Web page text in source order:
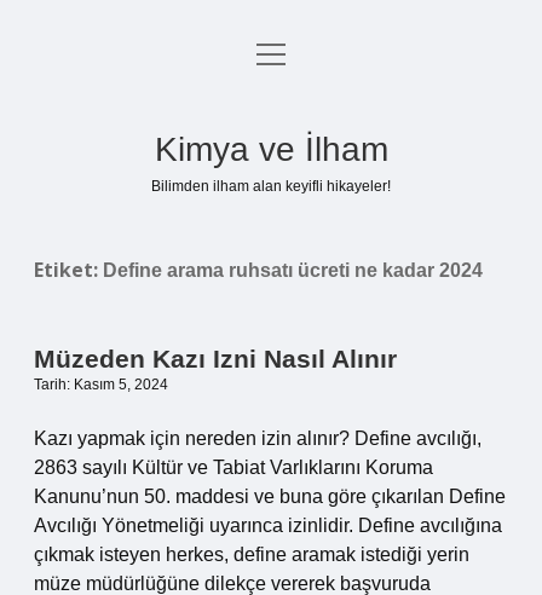
Anasayfa
menüyü
Kimya ve İlham
Bilimden ilham alan keyifli hikayeler!
Etiket: Define arama ruhsatı ücreti ne kadar 2024
Müzeden Kazı Izni Nasıl Alınır
Tarih: Kasım 5, 2024
Kazı yapmak için nereden izin alınır? Define avcılığı,
2863 sayılı Kültür ve Tabiat Varlıklarını Koruma
Kanunu’nun 50. maddesi ve buna göre çıkarılan Define
Avcılığı Yönetmeliği uyarınca izinlidir. Define avcılığına
çıkmak isteyen herkes, define aramak istediği yerin
müze müdürlüğüne dilekçe vererek başvuruda